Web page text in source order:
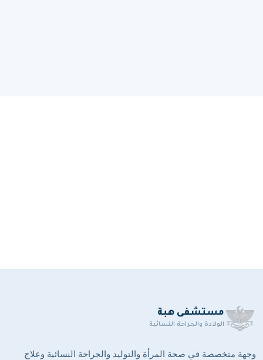
مستشفى هبة
الولادة والجراحة النسائية
وجهة متخصصة في صحة المرأة والتوليد والجراحة النسائية وعلاج